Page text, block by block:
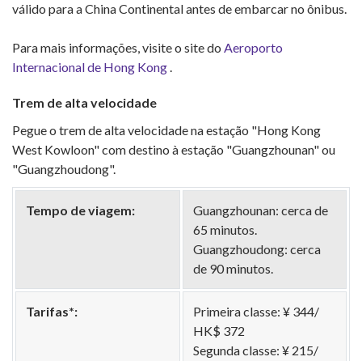
válido para a China Continental antes de embarcar no ônibus.
Para mais informações, visite o site do Aeroporto
Internacional de Hong Kong.
Trem de alta velocidade
Pegue o trem de alta velocidade na estação "Hong Kong
West Kowloon" com destino à estação "Guangzhounan" ou
"Guangzhoudong".
Tempo de viagem:
Guangzhounan: cerca de
65 minutos.
Guangzhoudong: cerca
de 90 minutos.
Tarifas*:
Primeira classe: ¥ 344/
HK$ 372
Segunda classe: ¥ 215/